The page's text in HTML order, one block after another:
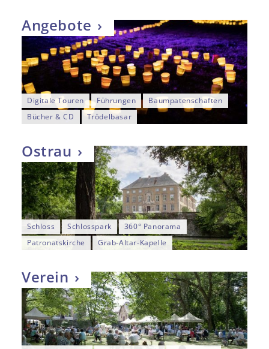
Angebote
Digitale Touren Führungen
Baumpatenschaften
Bücher & CD
Trödelbasar
Ostrau
Schloss Schlosspark
360° Panorama
Patronatskirche
Grab-Altar-Kapelle
Verein